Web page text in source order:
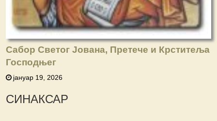
Сабор Светог Јована, Претече и Крститеља
Господњег
јануар 19, 2026
СИНАКСАР